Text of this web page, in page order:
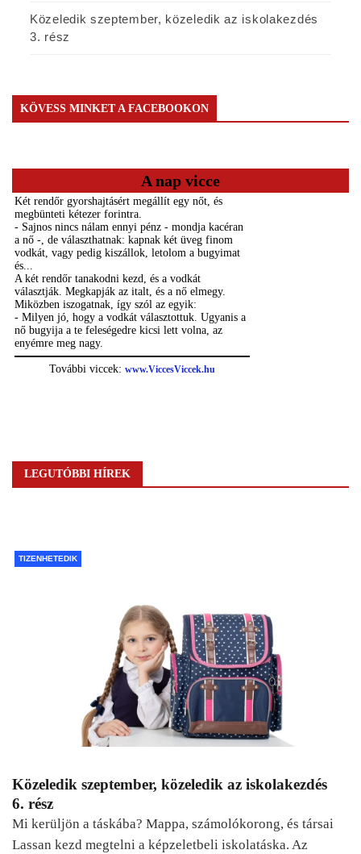
Közeledik szeptember, közeledik az iskolakezdés
3. rész
KÖVESS MINKET A FACEBOOKON
A nap vicce
LEGUTÓBBI HÍREK
TIZENHETEDIK
Közeledik szeptember, közeledik az iskolakezdés
6. rész
Mi kerüljön a táskába? Mappa, számolókorong, és társai
Lassan kezd megtelni a képzeletbeli iskolatáska. Az